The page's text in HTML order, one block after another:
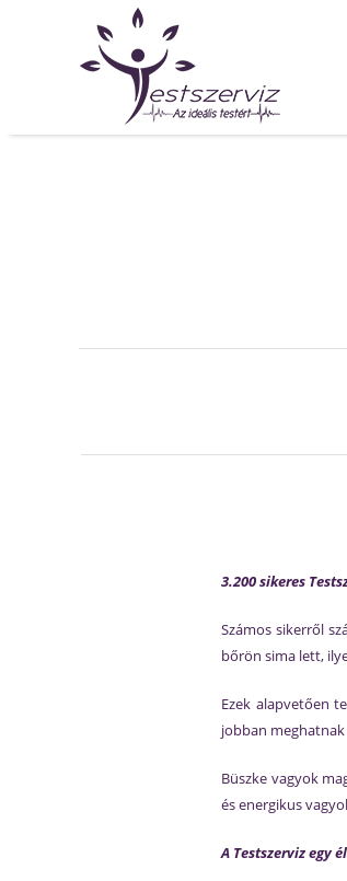
3.200 sikeres
Számos sikerről
bőrön sima lett,
Ezek alapvetően
jobban
Büszke vagyok
és energikus
A Testszerviz egy